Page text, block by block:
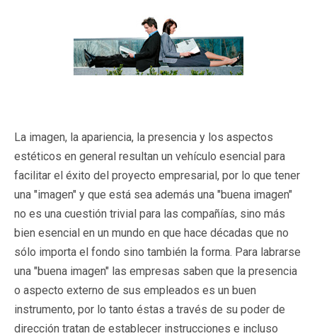
La imagen, la apariencia, la presencia y los aspectos
estéticos en general resultan un vehículo esencial para
facilitar el éxito del proyecto empresarial, por lo que tener
una "imagen" y que está sea además una "buena imagen"
no es una cuestión trivial para las compañías, sino más
bien esencial en un mundo en que hace décadas que no
sólo importa el fondo sino también la forma. Para labrarse
una "buena imagen" las empresas saben que la presencia
o aspecto externo de sus empleados es un buen
instrumento, por lo tanto éstas a través de su poder de
dirección tratan de establecer instrucciones e incluso